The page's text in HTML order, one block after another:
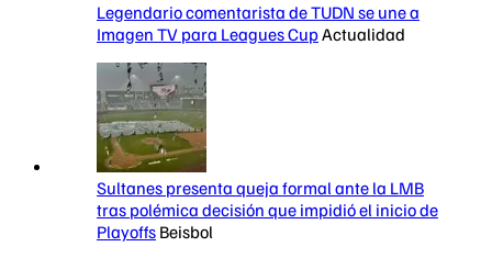
Legendario comentarista de TUDN se une a
Imagen TV para Leagues CupActualidad
Sultanes presenta queja formal ante la LMB
tras polémica decisión que impidió el inicio de
Playoffs Beisbol